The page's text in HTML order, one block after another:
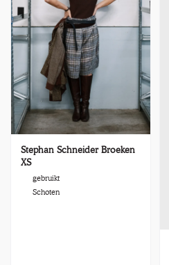
Stephan Schneider Broeken
XS
gebruikt
Schoten